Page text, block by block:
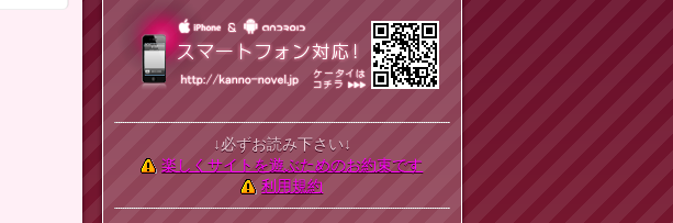
↓必ずお読み下さい↓
楽しくサイトを遊ぶためのお約束です
利用規約